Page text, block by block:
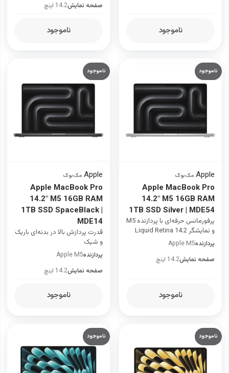
صفحه نمایش14.2 اینچ
ناموجود ناموجود
ناموجود
Apple
·مک‌بوک
Apple MacBook Pro
14.2" M5 16GB RAM
1TB SSD SpaceBlack |
MDE14
قدرت پردازش بالا در بدنه‌ای باریک
و شیک
پردازندهApple M5
صفحه نمایش14.2 اینچ
ناموجود
ناموجود
Apple
·مک‌بوک
Apple MacBook Pro
14.2" M5 16GB RAM
1TB SSD Silver | MDE54
پرفورمانس حرفه‌ای با پردازنده M5
و نمایشگر Liquid Retina 14.2
اینچی
پردازندهApple M5
صفحه نمایش14.2 اینچ
ناموجود
ناموجود ناموجود